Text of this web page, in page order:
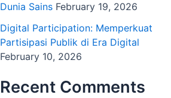
Dunia Sains February 19, 2026
Digital Participation: Memperkuat
Partisipasi Publik di Era Digital
February 10, 2026
Recent Comments